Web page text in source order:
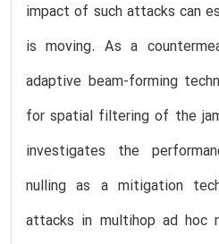
impact of such attacks can
is moving. As a
adaptive beam-forming
for spatial filtering of the
investigates the
nulling as a mitigation
attacks in multihop ad hoc